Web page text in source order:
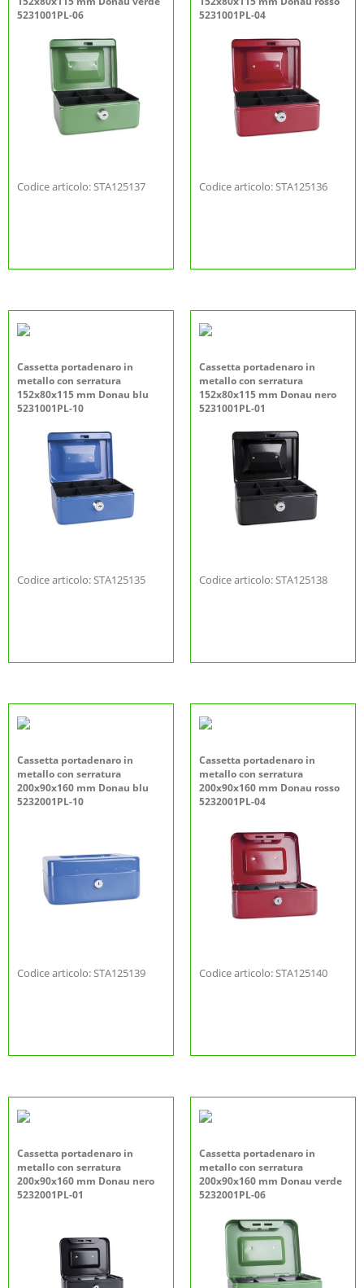
5231001PL-06
Codice articolo: STA125137
5231001PL-04
Codice articolo: STA125136
Cassetta portadenaro in
metallo con serratura
152x80x115 mm Donau blu
5231001PL-10
Codice articolo: STA125135
Cassetta portadenaro in
metallo con serratura
152x80x115 mm Donau nero
5231001PL-01
Codice articolo: STA125138
Cassetta portadenaro in
metallo con serratura
200x90x160 mm Donau blu
5232001PL-10
Codice articolo: STA125139
Cassetta portadenaro in
metallo con serratura
200x90x160 mm Donau rosso
5232001PL-04
Codice articolo: STA125140
Cassetta portadenaro in
metallo con serratura
200x90x160 mm Donau nero
5232001PL-01
Cassetta portadenaro in
metallo con serratura
200x90x160 mm Donau verde
5232001PL-06